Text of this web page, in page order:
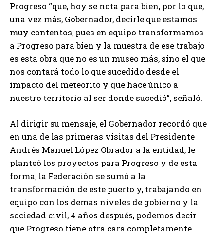
Progreso “que, hoy se nota para bien, por lo que,
una vez más, Gobernador, decirle que estamos
muy contentos, pues en equipo transformamos
a Progreso para bien y la muestra de ese trabajo
es esta obra que no es un museo más, sino el que
nos contará todo lo que sucedido desde el
impacto del meteorito y que hace único a
nuestro territorio al ser donde sucedió”, señaló.
Al dirigir su mensaje, el Gobernador recordó que
en una de las primeras visitas del Presidente
Andrés Manuel López Obrador a la entidad, le
planteó los proyectos para Progreso y de esta
forma, la Federación se sumó a la
transformación de este puerto y, trabajando en
equipo con los demás niveles de gobierno y la
sociedad civil, 4 años después, podemos decir
que Progreso tiene otra cara completamente.